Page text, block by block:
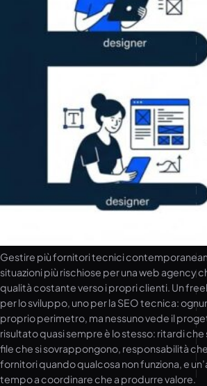
Gestire più fornitori tecnici
situazioni più rischiose per una web agency
qualità costante verso i propri clienti. Un
per lo sviluppo, uno per la SEO tecnica:
proprio perimetro, ma nessuno vede il
risultato quasi sempre è lo stesso: ritardi che
file che si sovrappongono, responsabilità
fornitori quando qualcosa non funziona, e
tempo a coordinare che a produrre valore.